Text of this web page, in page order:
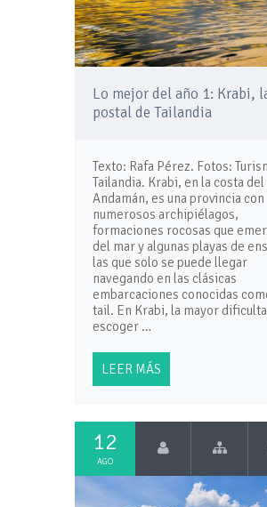
Lo mejor del año 1: Krabi,
postal de Tailandia
Texto: Rafa Pérez. Fotos:
Tailandia. Krabi, en la costa
Andamán, es una provincia con
numerosos archipiélagos,
formaciones rocosas que
del mar y algunas playas de
las que solo se puede llegar
navegando en las clásicas
embarcaciones conocidas
tail. En Krabi, la mayor
escoger …
LEER MÁS
12
AGO